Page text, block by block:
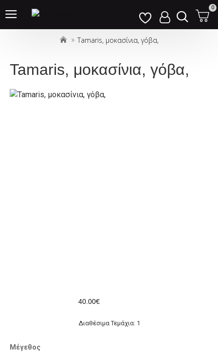
Αυτός
ο
ένα
σύστημα
προσβασιμότητας.
0
Tamaris, μοκασίνια, γόβα,
Tamaris, μοκασίνια, γόβα,
40.00€
Διαθέσιμα Τεμάχια: 1
Μέγεθος